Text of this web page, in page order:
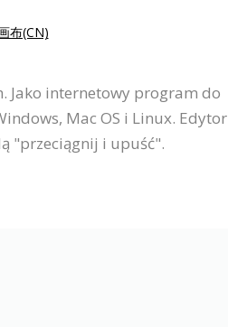
布(CN)
Jako internetowy program do
Mac OS i Linux. Edytor
"przeciągnij i upuść".